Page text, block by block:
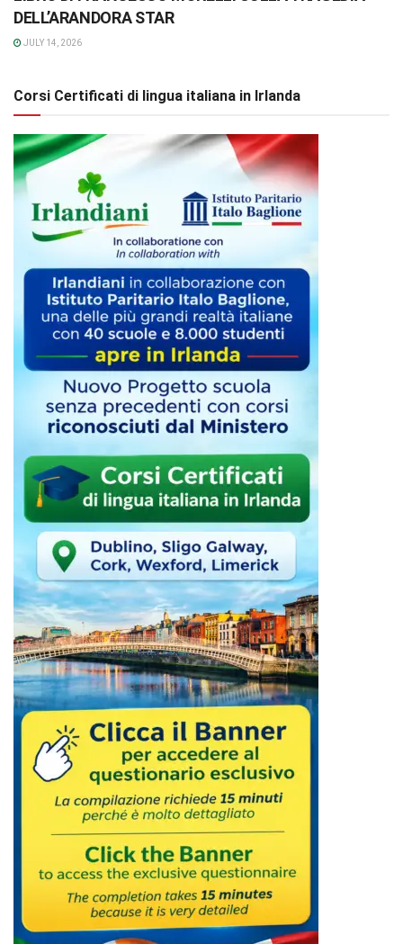
DELL’ARANDORA STAR
JULY 14, 2026
Corsi Certificati di lingua italiana in Irlanda